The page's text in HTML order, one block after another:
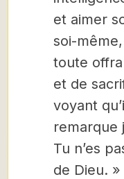
et aimer
soi-
toute
et de
voyant
remarque
Tu n’es
de Dieu. »